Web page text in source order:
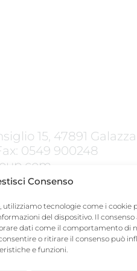
Consenso
utilizziamo tecnologie come i cookie
del dispositivo. Il consenso
dati come il comportamento di
o ritirare il consenso può
e funzioni.
15, 47891
0549 900248